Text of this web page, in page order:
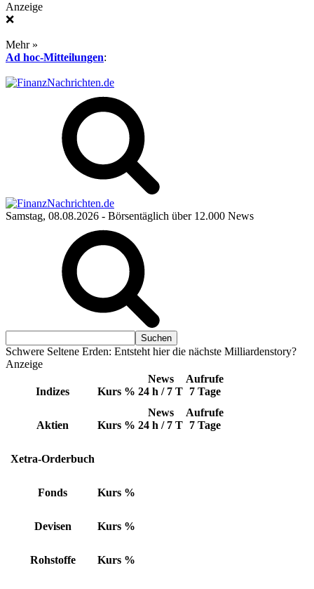
Anzeige
❌
Mehr »
Ad hoc-Mitteilungen:
Samstag, 08.08.2026 - Börsentäglich über 12.000 News
Schwere Seltene Erden: Entsteht hier die nächste Milliardenstory?
Anzeige
Indizes Kurs %
News
24 h / 7 T
Aufrufe
7 Tage
Aktien Kurs %
News
24 h / 7 T
Aufrufe
7 Tage
Xetra-Orderbuch
Fonds Kurs %
Devisen Kurs %
Rohstoffe Kurs %